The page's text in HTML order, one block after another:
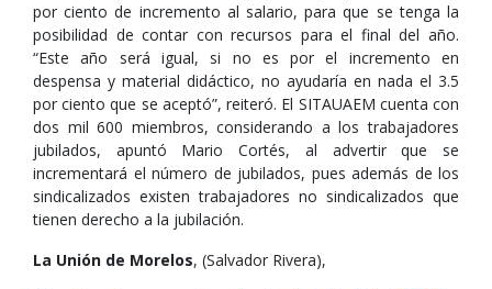
por ciento de incremento al salario, para que se tenga la
posibilidad de contar con recursos para el final del año.
“Este año será igual, si no es por el incremento en
despensa y material didáctico, no ayudaría en nada el 3.5
por ciento que se aceptó”, reiteró. El SITAUAEM cuenta con
dos mil 600 miembros, considerando a los trabajadores
jubilados, apuntó Mario Cortés, al advertir que se
incrementará el número de jubilados, pues además de los
sindicalizados existen trabajadores no sindicalizados que
tienen derecho a la jubilación.
La Unión de Morelos, (Salvador Rivera),